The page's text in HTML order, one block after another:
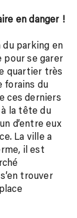
en danger !
parking en
pour se garer
quartier très
forains du
ces derniers
à la tête du
d’entre eux
La ville a
il est
trouver